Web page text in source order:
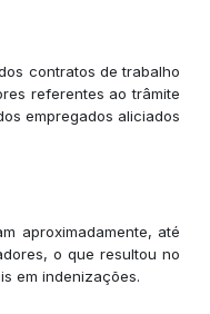
contratos de trabalho
referentes ao trâmite
empregados aliciados
aproximadamente, até
o que resultou no
em indenizações.